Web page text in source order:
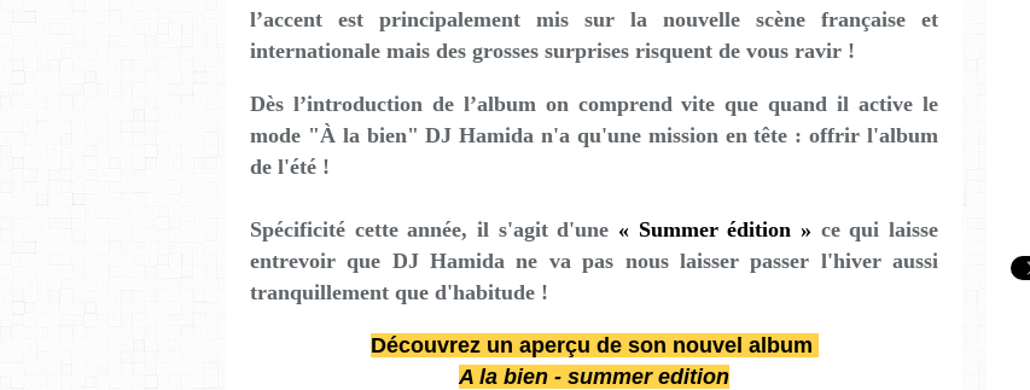
l’accent est principalement mis sur la nouvelle scène française et
internationale mais des grosses surprises risquent de vous ravir !
Dès l’introduction de l’album on comprend vite que quand il active le
mode "À la bien" DJ Hamida n'a qu'une mission en tête : offrir l'album
de l'été !
Spécificité cette année, il s'agit d'une « Summer édition » ce qui laisse
entrevoir que DJ Hamida ne va pas nous laisser passer l'hiver aussi
tranquillement que d'habitude !
Découvrez un aperçu de son nouvel album
A la bien - summer edition